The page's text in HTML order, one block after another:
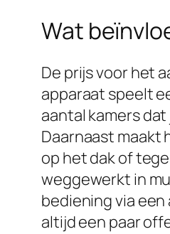
Wat
De prijs voor het
apparaat speelt
aantal kamers
Daarnaast maakt
op het dak of
weggewerkt in
bediening via
altijd een paar